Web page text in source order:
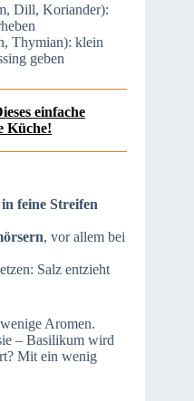
Dill, Koriander):
Thymian): klein
geben
einfache
Küche!
feine Streifen
, vor allem bei
Salz entzieht
Aromen.
– Basilikum wird
Mit ein wenig